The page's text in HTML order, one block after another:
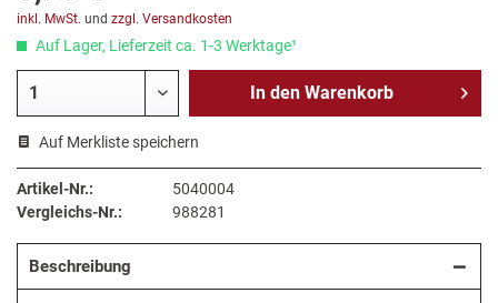
inkl. MwSt. und zzgl. Versandkosten
Auf Lager, Lieferzeit ca. 1-3 Werktage¹
In den Warenkorb
Auf Merkliste speichern
Artikel-Nr.:
5040004
Vergleichs-Nr.:
988281
Beschreibung